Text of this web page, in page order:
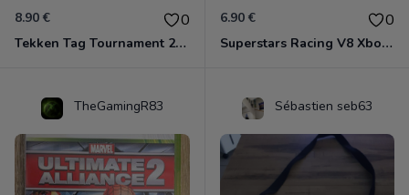
8.90 € 0
Tekken Tag Tournament 2 Xbox 360
6.90 € 0
Superstars Racing V8 Xbox 360
TheGamingR83 Sébastien seb63